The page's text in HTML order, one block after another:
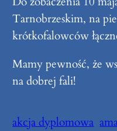
Tarnobrzeskim, na
krótkofalowców
Mamy pewność, że
na dobrej fali!
akcja dyplomowa